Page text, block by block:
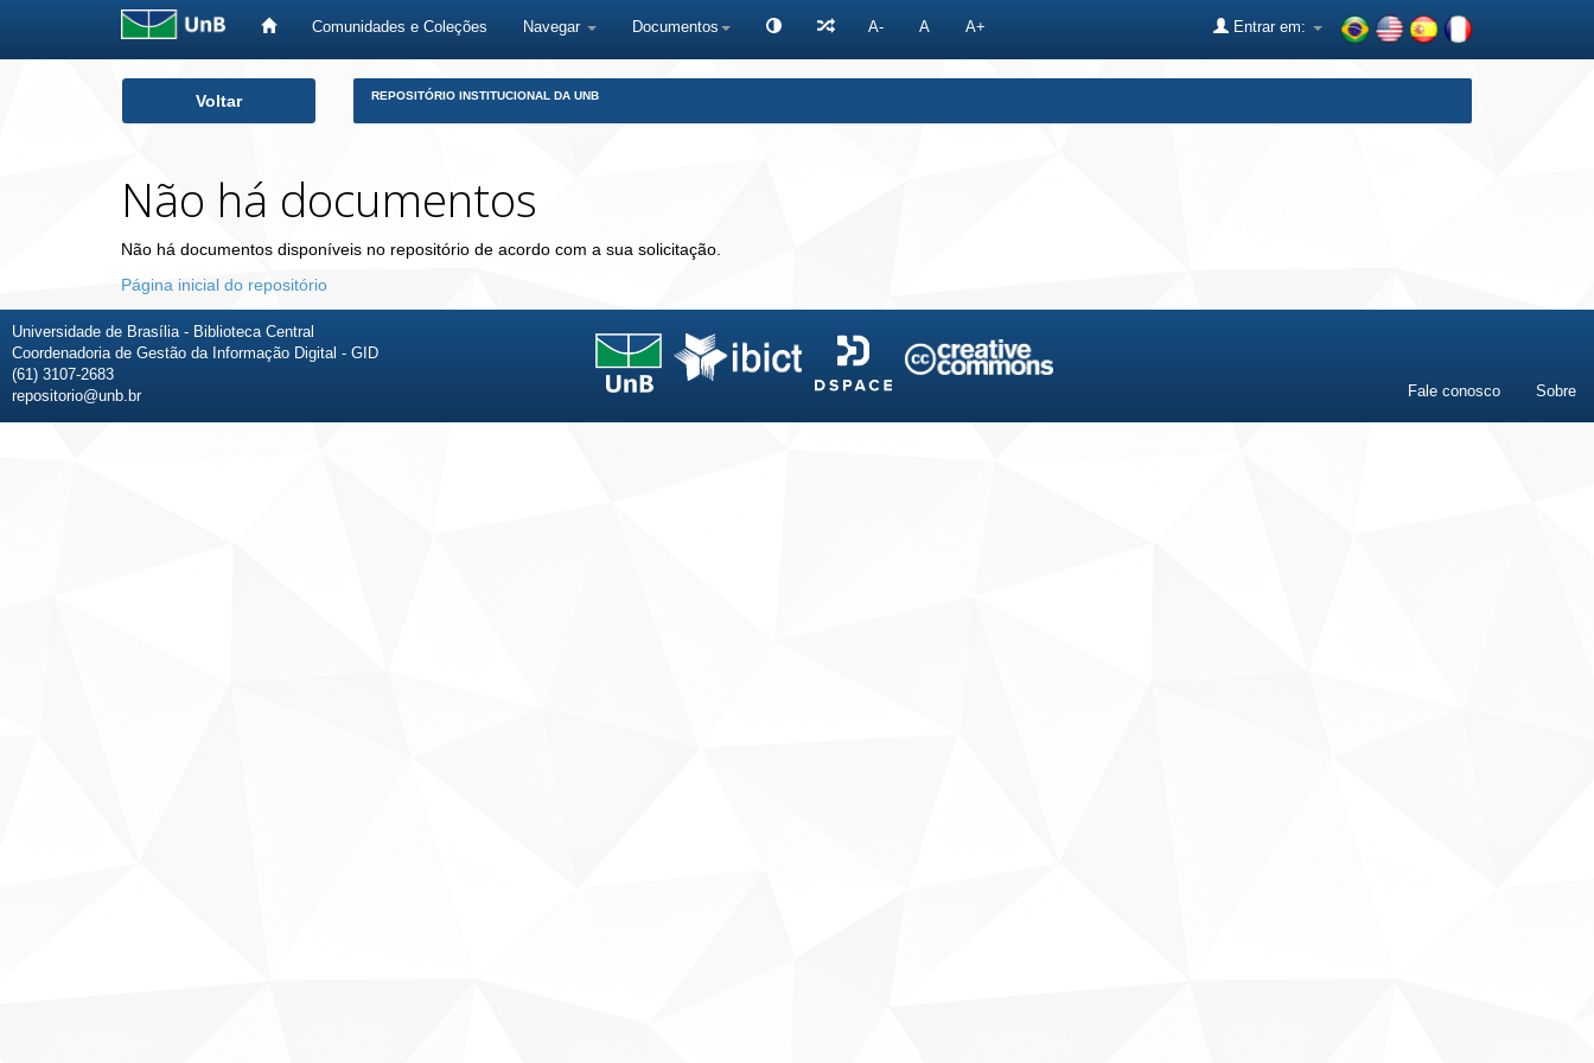
Comunidades e Coleções Navegar Documentos A- A A+ Entrar em:
Voltar REPOSITÓRIO INSTITUCIONAL DA UNB
Não há documentos
Não há documentos disponíveis no repositório de acordo com a sua solicitação.
Página inicial do repositório
Universidade de Brasília - Biblioteca Central
Coordenadoria de Gestão da Informação Digital - GID
(61) 3107-2683
repositorio@unb.br
Fale conosco Sobre